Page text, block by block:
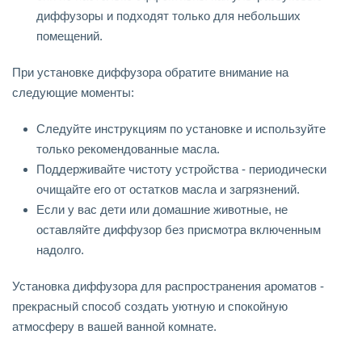
диффузоры и подходят только для небольших
помещений.
При установке диффузора обратите внимание на
следующие моменты:
Следуйте инструкциям по установке и используйте
только рекомендованные масла.
Поддерживайте чистоту устройства - периодически
очищайте его от остатков масла и загрязнений.
Если у вас дети или домашние животные, не
оставляйте диффузор без присмотра включенным
надолго.
Установка диффузора для распространения ароматов -
прекрасный способ создать уютную и спокойную
атмосферу в вашей ванной комнате.